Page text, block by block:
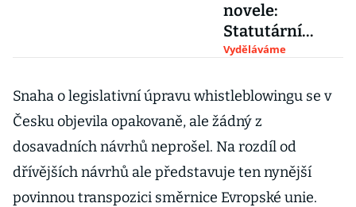
novele:
Statutární
ředitelé zmizeli
nově firmy řídí
správní rada
Vyděláváme
Snaha o legislativní úpravu whistleblowingu se v
Česku objevila opakovaně, ale žádný z
dosavadních návrhů neprošel. Na rozdíl od
dřívějších návrhů ale představuje ten nynější
povinnou transpozici směrnice Evropské unie.